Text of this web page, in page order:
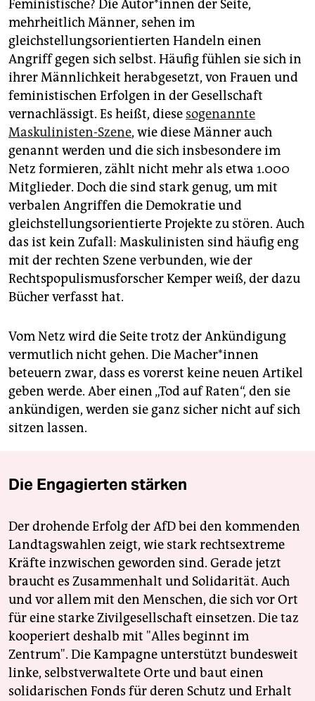
Feministische? Die Autor*innen der Seite,
mehrheitlich Männer, sehen im
gleichstellungsorientierten Handeln einen
Angriff gegen sich selbst. Häufig fühlen sie sich in
ihrer Männlichkeit herabgesetzt, von Frauen und
feministischen Erfolgen in der Gesellschaft
vernachlässigt. Es heißt, diese sogenannte
Maskulinisten-Szene, wie diese Männer auch
genannt werden und die sich insbesondere im
Netz formieren, zählt nicht mehr als etwa 1.000
Mitglieder. Doch die sind stark genug, um mit
verbalen Angriffen die Demokratie und
gleichstellungsorientierte Projekte zu stören. Auch
das ist kein Zufall: Maskulinisten sind häufig eng
mit der rechten Szene verbunden, wie der
Rechtspopulismusforscher Kemper weiß, der dazu
Bücher verfasst hat.
Vom Netz wird die Seite trotz der Ankündigung
vermutlich nicht gehen. Die Macher*innen
beteuern zwar, dass es vorerst keine neuen Artikel
geben werde. Aber einen „Tod auf Raten“, den sie
ankündigen, werden sie ganz sicher nicht auf sich
sitzen lassen.
Die Engagierten stärken
Der drohende Erfolg der AfD bei den kommenden
Landtagswahlen zeigt, wie stark rechtsextreme
Kräfte inzwischen geworden sind. Gerade jetzt
braucht es Zusammenhalt und Solidarität. Auch
und vor allem mit den Menschen, die sich vor Ort
für eine starke Zivilgesellschaft einsetzen. Die taz
kooperiert deshalb mit "Alles beginnt im
Zentrum". Die Kampagne unterstützt bundesweit
linke, selbstverwaltete Orte und baut einen
solidarischen Fonds für deren Schutz und Erhalt